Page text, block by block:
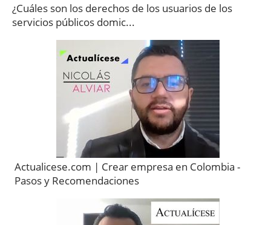
¿Cuáles son los derechos de los usuarios de los
servicios públicos domic...
Actualicese.com | Crear empresa en Colombia -
Pasos y Recomendaciones